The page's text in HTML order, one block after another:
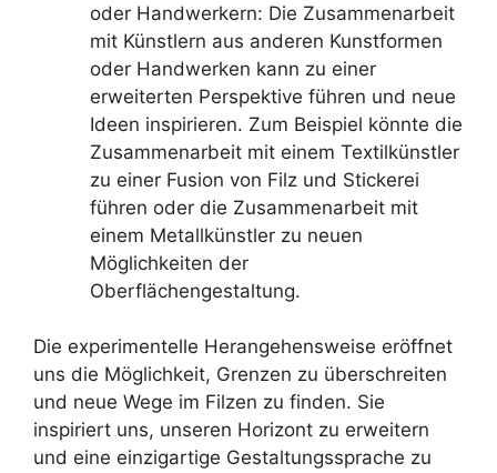
oder Handwerkern: Die Zusammenarbeit
mit Künstlern aus anderen Kunstformen
oder Handwerken kann zu einer
erweiterten Perspektive führen und neue
Ideen inspirieren. Zum Beispiel könnte die
Zusammenarbeit mit einem Textilkünstler
zu einer Fusion von Filz und Stickerei
führen oder die Zusammenarbeit mit
einem Metallkünstler zu neuen
Möglichkeiten der
Oberflächengestaltung.
Die experimentelle Herangehensweise eröffnet
uns die Möglichkeit, Grenzen zu überschreiten
und neue Wege im Filzen zu finden. Sie
inspiriert uns, unseren Horizont zu erweitern
und eine einzigartige Gestaltungssprache zu